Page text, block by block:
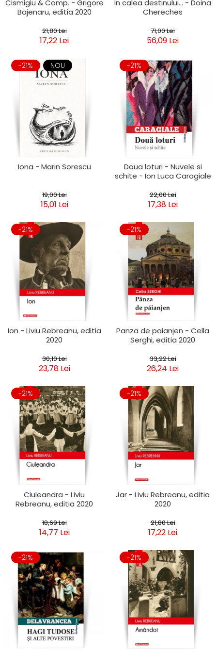
Cismigiu & Comp. - Grigore
Bajenaru, editia 2020
21,80 Lei
17,22 Lei
In calea destinului... - Doina
Chereches
71,00 Lei
56,09 Lei
-21% NOU
Iona - Marin Sorescu
19,00 Lei
15,01 Lei
-21%
Doua loturi - Nuvele si
schite - Ion Luca Caragiale
22,00 Lei
17,38 Lei
-21%
Ion - Liviu Rebreanu, editia
2020
30,10 Lei
23,78 Lei
-21%
Panza de paianjen - Cella
Serghi, editia 2020
33,22 Lei
26,24 Lei
-21%
Ciuleandra - Liviu
Rebreanu, editia 2020
18,69 Lei
14,77 Lei
-21%
Jar - Liviu Rebreanu, editia
2020
21,80 Lei
17,22 Lei
-21% -21%